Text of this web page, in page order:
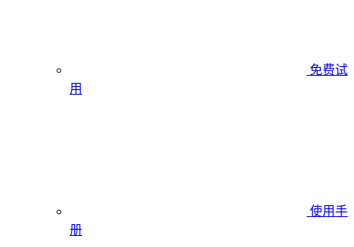
免费试
用
使用手
册